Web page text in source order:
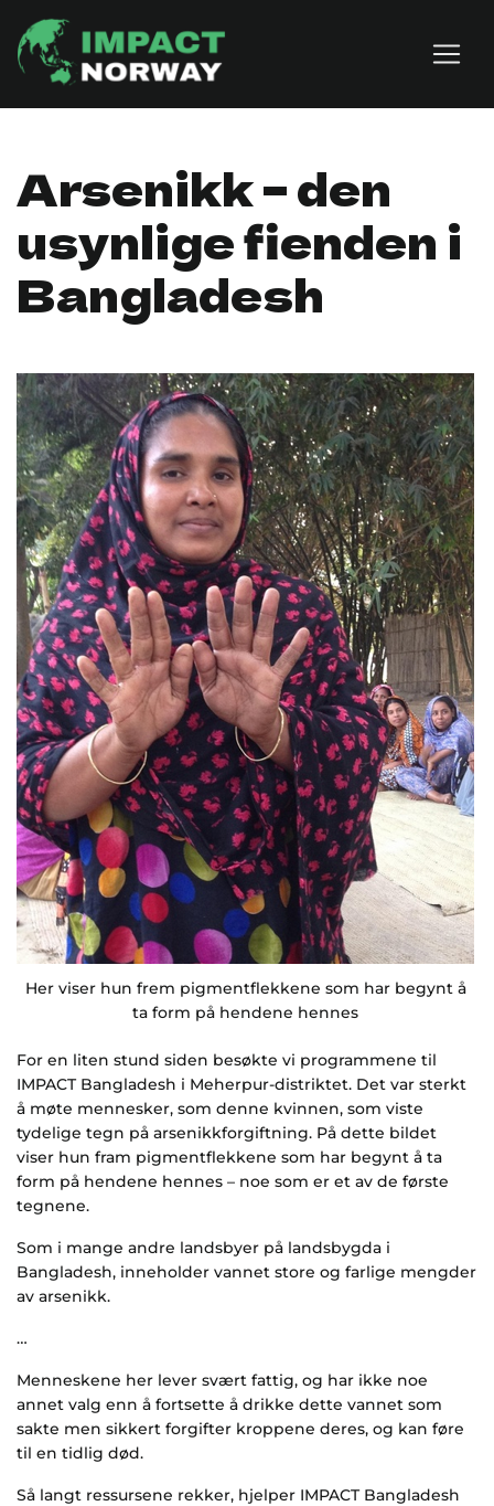
Arsenikk – den
usynlige fienden i
Bangladesh
Her viser hun frem pigmentflekkene som har begynt å
ta form på hendene hennes
For en liten stund siden besøkte vi programmene til
IMPACT Bangladesh i Meherpur-distriktet. Det var sterkt
å møte mennesker, som denne kvinnen, som viste
tydelige tegn på arsenikkforgiftning. På dette bildet
viser hun fram pigmentflekkene som har begynt å ta
form på hendene hennes – noe som er et av de første
tegnene.
Som i mange andre landsbyer på landsbygda i
Bangladesh, inneholder vannet store og farlige mengder
av arsenikk.
…
Menneskene her lever svært fattig, og har ikke noe
annet valg enn å fortsette å drikke dette vannet som
sakte men sikkert forgifter kroppene deres, og kan føre
til en tidlig død.
Så langt ressursene rekker, hjelper IMPACT Bangladesh